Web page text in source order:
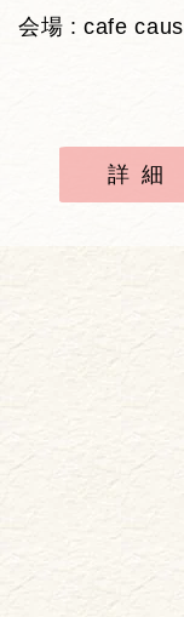
会場 : cafe
詳細